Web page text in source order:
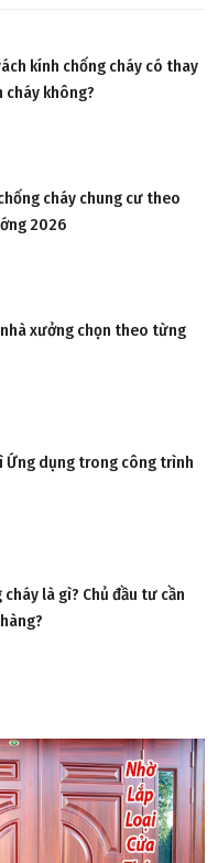
kính chống cháy có thay
không?
cháy chung cư theo
2026
xưởng chọn theo từng
Ứng dụng trong công trình
là gì? Chủ đầu tư cần